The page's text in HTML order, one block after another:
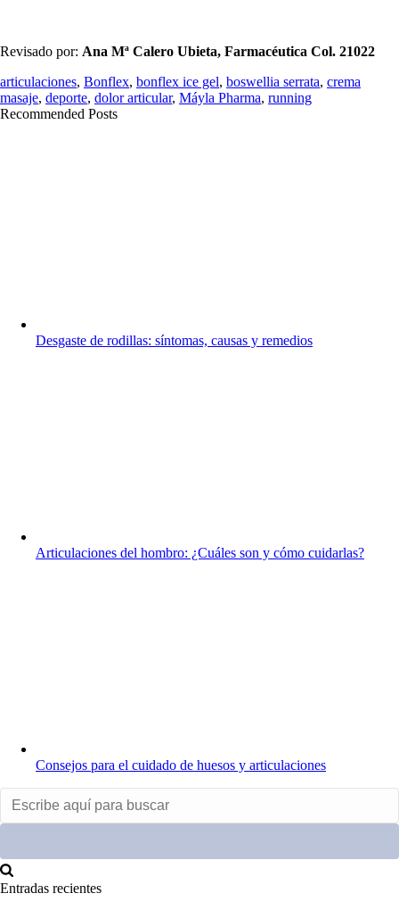
Revisado por: Ana Mª Calero Ubieta, Farmacéutica Col. 21022
articulaciones, Bonflex, bonflex ice gel, boswellia serrata, crema
masaje, deporte, dolor articular, Máyla Pharma, running
Recommended Posts
Desgaste de rodillas: síntomas, causas y remedios
Articulaciones del hombro: ¿Cuáles son y cómo cuidarlas?
Consejos para el cuidado de huesos y articulaciones
Entradas recientes